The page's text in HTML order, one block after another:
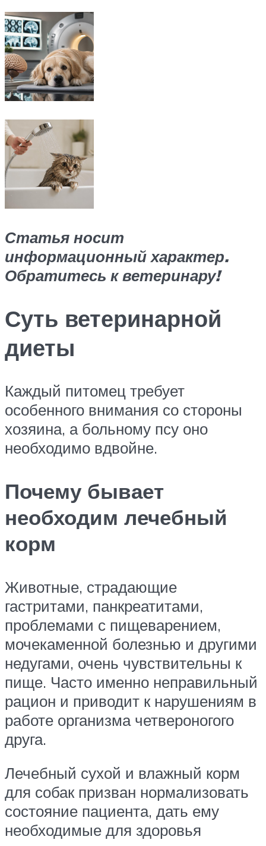
Статья носит
информационный характер.
Обратитесь к ветеринару!
Суть ветеринарной
диеты
Каждый питомец требует
особенного внимания со стороны
хозяина, а больному псу оно
необходимо вдвойне.
Почему бывает
необходим лечебный
корм
Животные, страдающие
гастритами, панкреатитами,
проблемами с пищеварением,
мочекаменной болезнью и другими
недугами, очень чувствительны к
пище. Часто именно неправильный
рацион и приводит к нарушениям в
работе организма четвероногого
друга.
Лечебный сухой и влажный корм
для собак призван нормализовать
состояние пациента, дать ему
необходимые для здоровья